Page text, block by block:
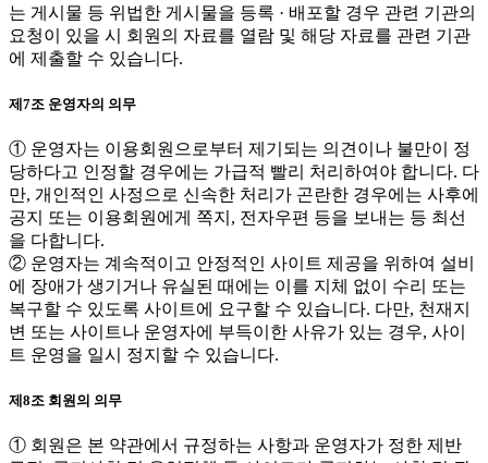
는 게시물 등 위법한 게시물을 등록 · 배포할 경우 관련 기관의
요청이 있을 시 회원의 자료를 열람 및 해당 자료를 관련 기관
에 제출할 수 있습니다.
제7조 운영자의 의무
① 운영자는 이용회원으로부터 제기되는 의견이나 불만이 정
당하다고 인정할 경우에는 가급적 빨리 처리하여야 합니다. 다
만, 개인적인 사정으로 신속한 처리가 곤란한 경우에는 사후에
공지 또는 이용회원에게 쪽지, 전자우편 등을 보내는 등 최선
을 다합니다.
② 운영자는 계속적이고 안정적인 사이트 제공을 위하여 설비
에 장애가 생기거나 유실된 때에는 이를 지체 없이 수리 또는
복구할 수 있도록 사이트에 요구할 수 있습니다. 다만, 천재지
변 또는 사이트나 운영자에 부득이한 사유가 있는 경우, 사이
트 운영을 일시 정지할 수 있습니다.
제8조 회원의 의무
① 회원은 본 약관에서 규정하는 사항과 운영자가 정한 제반